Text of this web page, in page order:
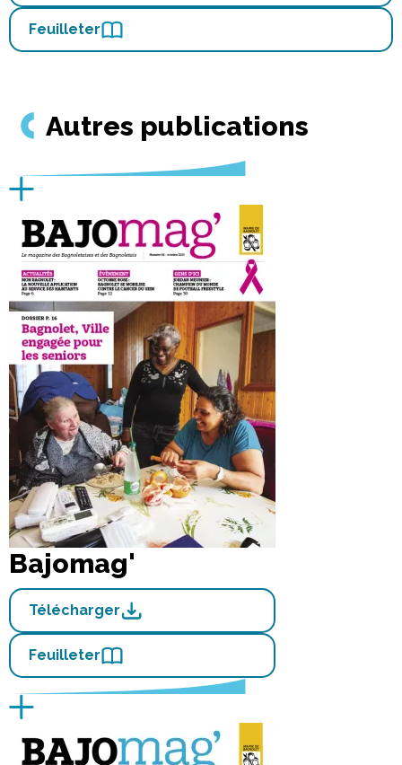
Feuilleter
Autres publications
Bajomag'
Télécharger
Feuilleter